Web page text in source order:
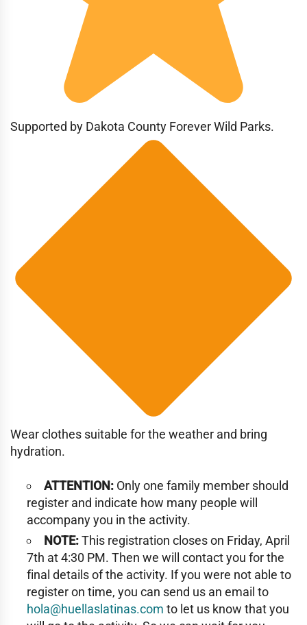
Supported by Dakota County Forever Wild Parks.
Wear clothes suitable for the weather and bring
hydration.
ATTENTION: Only one family member should
register and indicate how many people will
accompany you in the activity.
NOTE:This registration closes on Friday, April
7th at 4:30 PM. Then we will contact you for the
final details of the activity. If you were not able to
register on time, you can send us an email to
hola@huellaslatinas.com to let us know that you